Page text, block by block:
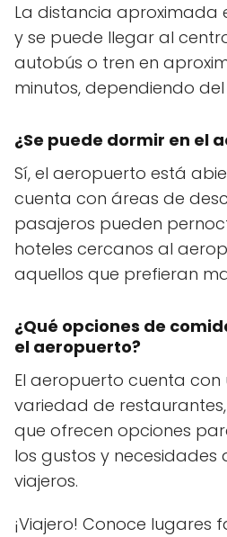
La distancia aproximada
y se puede llegar al
autobús o tren en
minutos, dependiendo
¿Se puede dormir en el
Sí, el aeropuerto está
cuenta con áreas de
pasajeros pueden
hoteles cercanos al
aquellos que prefieran
¿Qué opciones de
el aeropuerto?
El aeropuerto cuenta
variedad de
que ofrecen opciones
los gustos y necesidades
viajeros.
¡Viajero! Conoce lugares